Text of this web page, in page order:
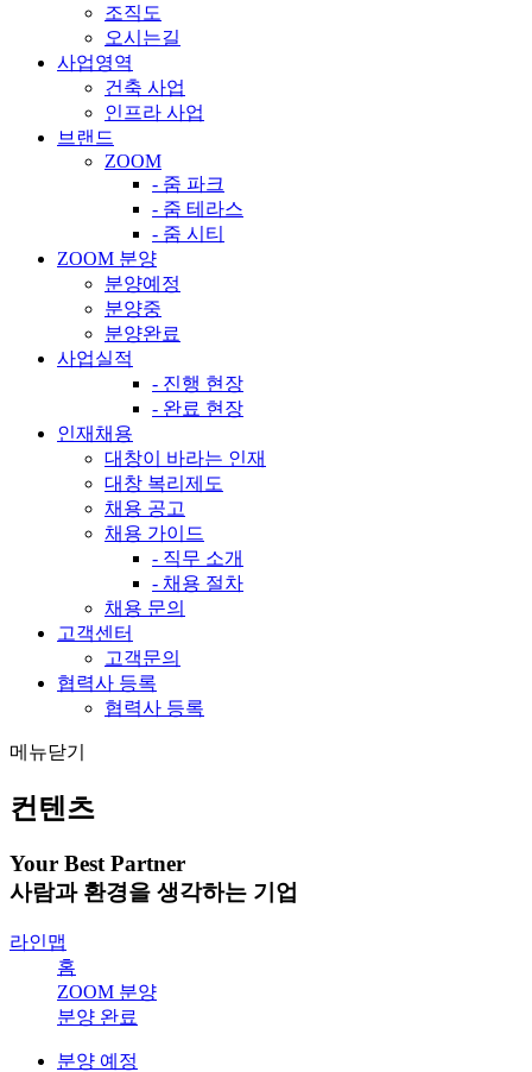
조직도
오시는길
사업영역
건축 사업
인프라 사업
브랜드
ZOOM
- 줌 파크
- 줌 테라스
- 줌 시티
ZOOM 분양
분양예정
분양중
분양완료
사업실적
- 진행 현장
- 완료 현장
인재채용
대창이 바라는 인재
대창 복리제도
채용 공고
채용 가이드
- 직무 소개
- 채용 절차
채용 문의
고객센터
고객문의
협력사 등록
협력사 등록
메뉴닫기
컨텐츠
Your Best Partner
사람과 환경을 생각하는 기업
라인맵
홈
ZOOM 분양
분양 완료
분양 예정